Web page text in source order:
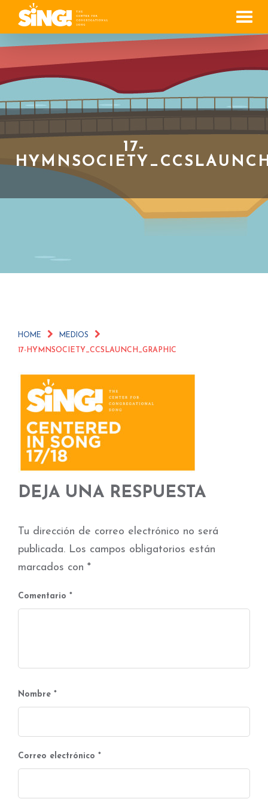
Menu
17-
HOME MEDIOS
17-HYMNSOCIETY_CCSLAUNCH_GRAPHIC
DEJA UNA RESPUESTA
Tu dirección de correo electrónico no será
publicada. Los campos obligatorios están
marcados con *
Comentario *
Nombre *
Correo electrónico *